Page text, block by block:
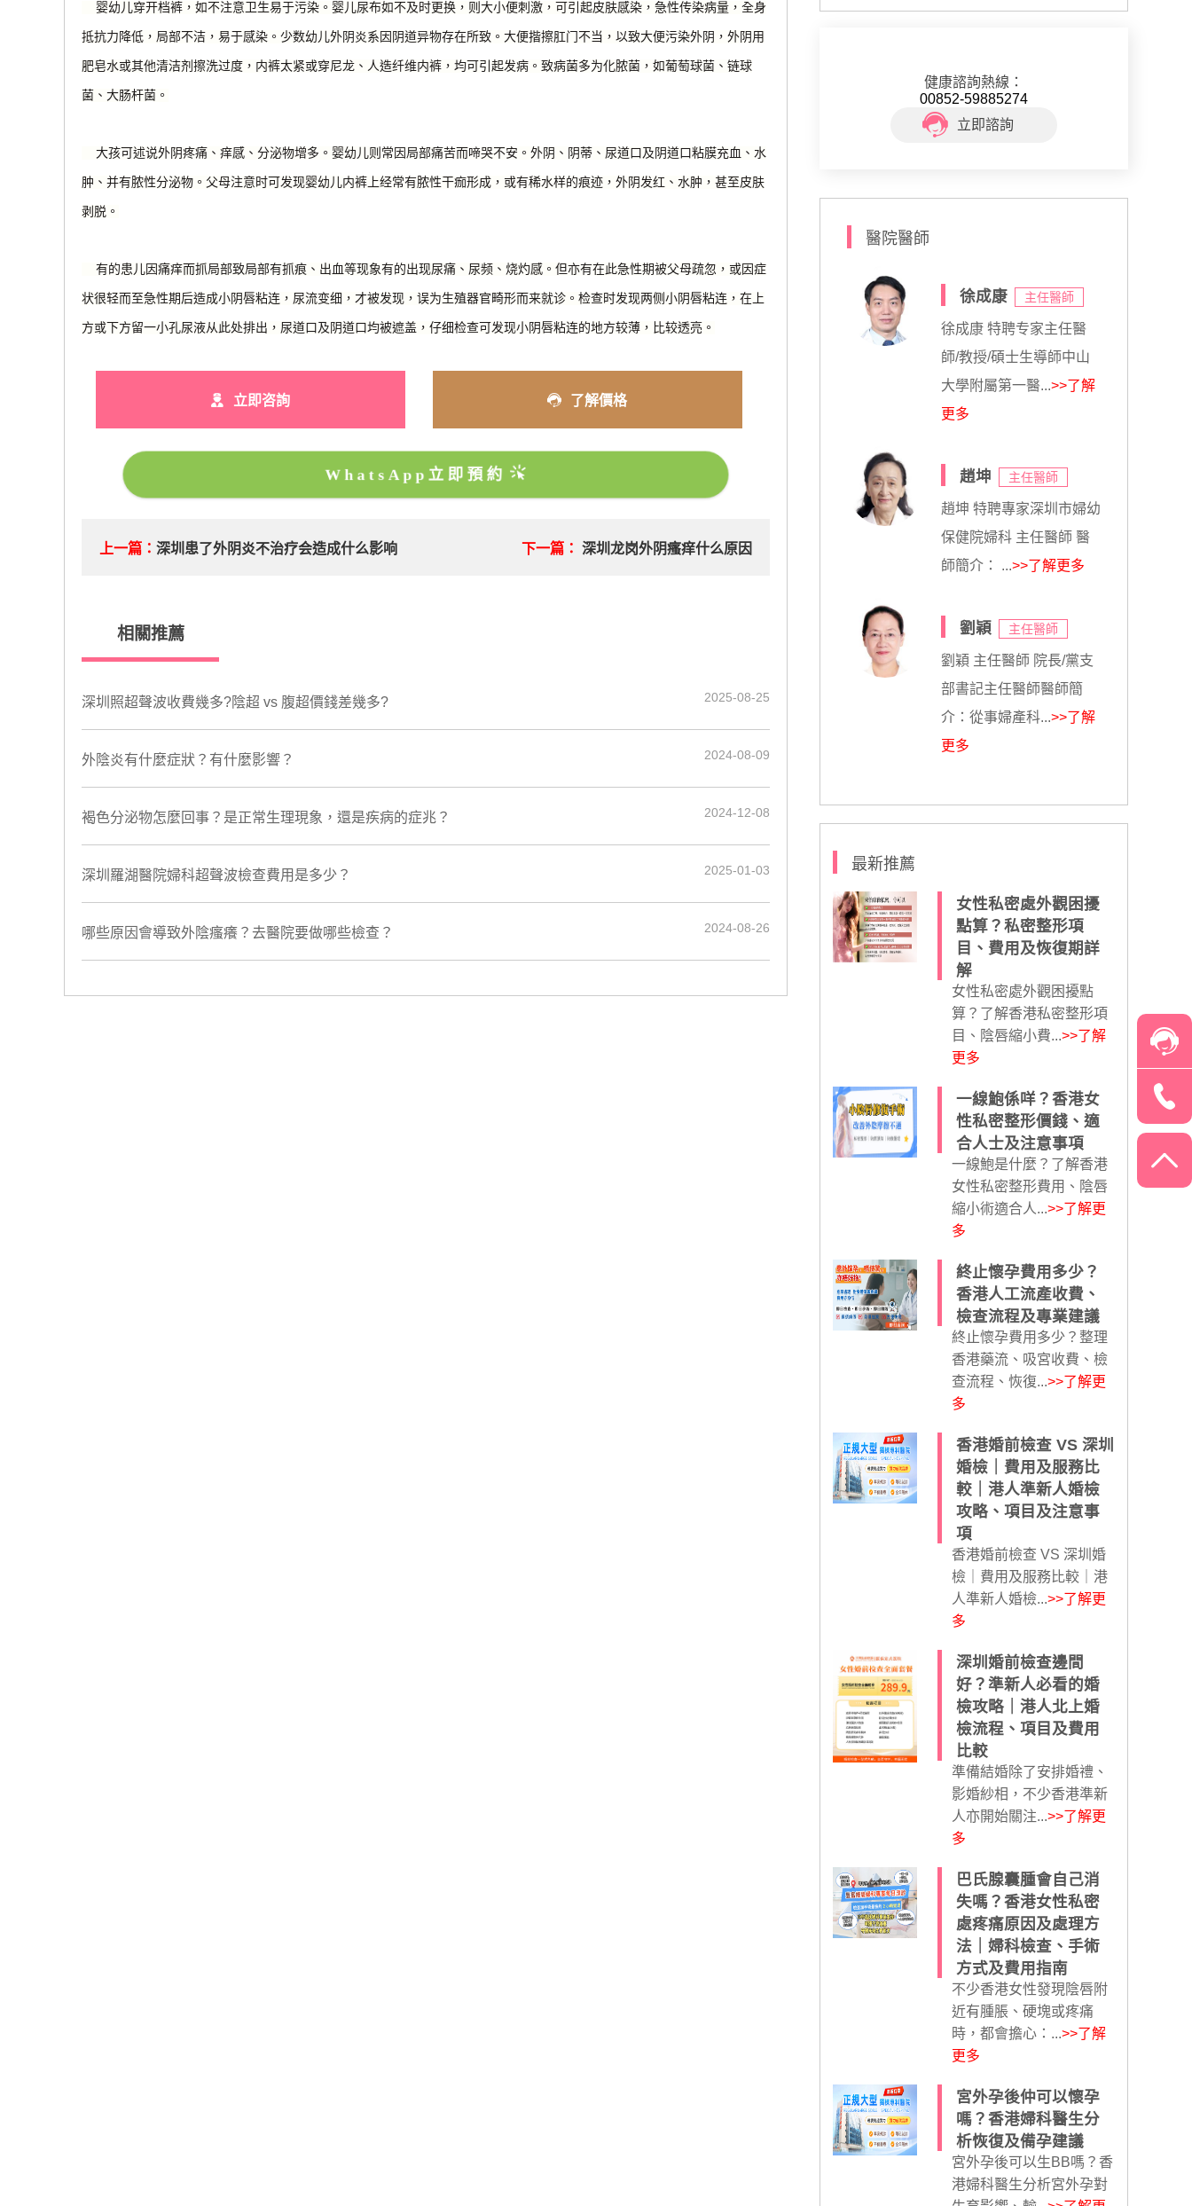
婴幼儿穿开档裤，如不注意卫生易于污染。婴儿尿布如不及时更换，则大小便刺激，可引起皮肤感染，急性传染病量，全身
抵抗力降低，局部不洁，易于感染。少数幼儿外阴炎系因阴道异物存在所致。大便揩擦肛门不当，以致大便污染外阴，外阴用
肥皂水或其他清洁剂擦洗过度，内裤太紧或穿尼龙、人造纤维内裤，均可引起发病。致病菌多为化脓菌，如葡萄球菌、链球
菌、大肠杆菌。
大孩可述说外阴疼痛、痒感、分泌物增多。婴幼儿则常因局部痛苦而啼哭不安。外阴、阴蒂、尿道口及阴道口粘膜充血、水
肿、并有脓性分泌物。父母注意时可发现婴幼儿内裤上经常有脓性干痂形成，或有稀水样的痕迹，外阴发红、水肿，甚至皮肤
剥脱。
有的患儿因痛痒而抓局部致局部有抓痕、出血等现象有的出现尿痛、尿频、烧灼感。但亦有在此急性期被父母疏忽，或因症
状很轻而至急性期后造成小阴唇粘连，尿流变细，才被发现，误为生殖器官畸形而来就诊。检查时发现两侧小阴唇粘连，在上
方或下方留一小孔尿液从此处排出，尿道口及阴道口均被遮盖，仔细检查可发现小阴唇粘连的地方较薄，比较透亮。
立即咨詢 了解價格
WhatsApp立即預約
上一篇：深圳患了外阴炎不治疗会造成什么影响 下一篇： 深圳龙岗外阴瘙痒什么原因
相關推薦
深圳照超聲波收費幾多?陰超 vs 腹超價錢差幾多? 2025-08-25
​外陰炎有什麼症狀？有什麼影響？ 2024-08-09
​褐色分泌物怎麼回事？是正常生理現象，還是疾病的症兆？ 2024-12-08
深圳羅湖醫院婦科超聲波檢查費用是多少？ 2025-01-03
​哪些原因會導致外陰瘙癢？去醫院要做哪些檢查？ 2024-08-26
健康諮詢熱線：
00852-59885274
立即諮詢
醫院醫師
徐成康 主任醫師
徐成康 特聘专家主任醫
師/教授/碩士生導師中山
大學附屬第一醫...>>了解
更多
趙坤 主任醫師
趙坤 特聘專家深圳市婦幼
保健院婦科 主任醫師 醫
師簡介： ...>>了解更多
劉穎 主任醫師
劉穎 主任醫師 院長/黨支
部書記主任醫師醫師簡
介：從事婦產科...>>了解
更多
最新推薦
女性私密處外觀困擾
點算？私密整形項
目、費用及恢復期詳
解
女性私密處外觀困擾點
算？了解香港私密整形項
目、陰唇縮小費...>>了解
更多
一線鮑係咩？香港女
性私密整形價錢、適
合人士及注意事項
一線鮑是什麼？了解香港
女性私密整形費用、陰唇
縮小術適合人...>>了解更
多
終止懷孕費用多少？
香港人工流產收費、
檢查流程及專業建議
終止懷孕費用多少？整理
香港藥流、吸宮收費、檢
查流程、恢復...>>了解更
多
香港婚前檢查 VS 深圳
婚檢｜費用及服務比
較｜港人準新人婚檢
攻略、項目及注意事
項
香港婚前檢查 VS 深圳婚
檢｜費用及服務比較｜港
人準新人婚檢...>>了解更
多
深圳婚前檢查邊間
好？準新人必看的婚
檢攻略｜港人北上婚
檢流程、項目及費用
比較
準備結婚除了安排婚禮、
影婚紗相，不少香港準新
人亦開始關注...>>了解更
多
巴氏腺囊腫會自己消
失嗎？香港女性私密
處疼痛原因及處理方
法｜婦科檢查、手術
方式及費用指南
不少香港女性發現陰唇附
近有腫脹、硬塊或疼痛
時，都會擔心：...>>了解
更多
宮外孕後仲可以懷孕
嗎？香港婦科醫生分
析恢復及備孕建議
宮外孕後可以生BB嗎？香
港婦科醫生分析宮外孕對